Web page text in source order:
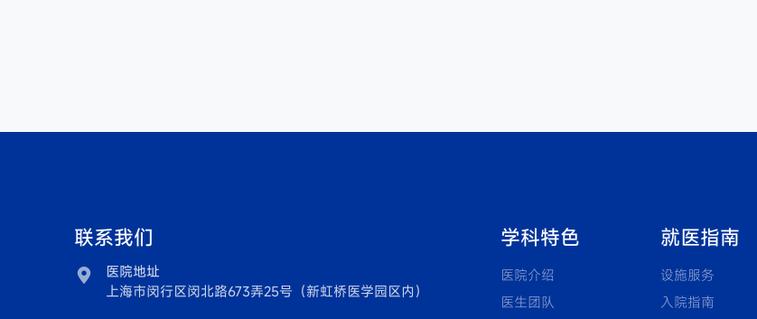
联系我们

医院地址
上海市闵行区闵北路673弄25号（新虹桥医学园区内）
学科特色
医院介绍
医生团队
就医指南
设施服务
入院指南